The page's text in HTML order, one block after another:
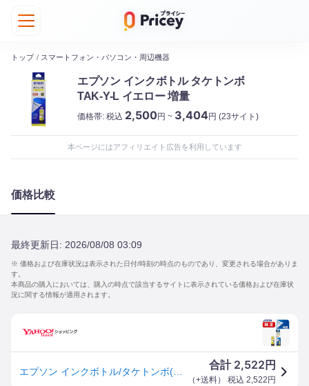
トップ / スマートフォン・パソコン・周辺機器
エプソン インクボトル タケトンボ
TAK-Y-L イエロー 増量
価格帯: 税込 2,500円 ~ 3,404円 (23サイト)
本ページにはアフィリエイト広告を利用しています
価格比較
最終更新日: 2026/08/08 03:09
※ 価格および在庫状況は表示された日付/時刻の時点のものであり、変更される場合がありま
す。
本商品の購入においては、購入の時点で該当するサイトに表示されている価格および在庫状
況に関する情報が適用されます。
合計 2,522 円
（+送料） 税込 2,522 円